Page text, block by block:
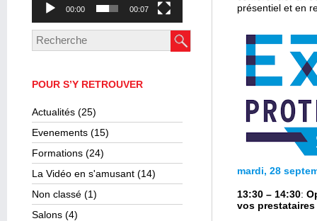
00:00 00:07
POUR S’Y RETROUVER
Actualités (25)
Evenements (15)
Formations (24)
La Vidéo en s'amusant (14)
Non classé (1)
Salons (4)
présentiel et en
mardi, 28
13:30 – 14:30:
vos prestataires